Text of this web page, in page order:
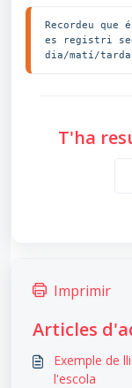
Recordeu
es registri
dia/matí/
T'ha
Imprimir
Articles
Exemple de
l'escola